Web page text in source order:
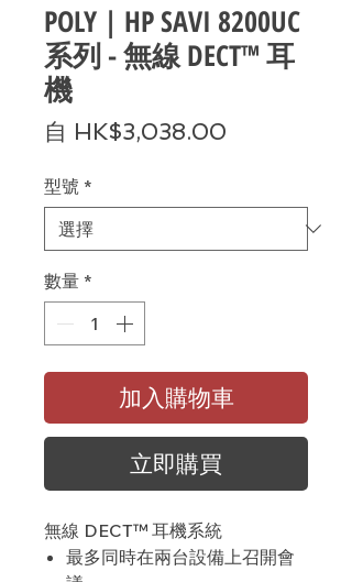
POLY | HP SAVI 8200UC
系列 - 無線 DECT™ 耳
機
自 HK$3,038.00
型號 *
數量 *
加入購物車
立即購買
無線 DECT™ 耳機系統
最多同時在兩台設備上召開會